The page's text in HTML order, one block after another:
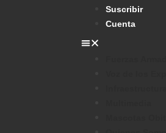
Suscribir
Cuenta